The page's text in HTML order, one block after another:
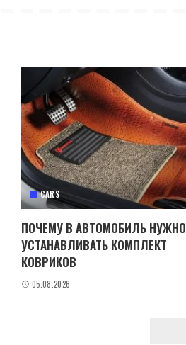
CARS
ПОЧЕМУ В АВТОМОБИЛЬ НУЖНО
УСТАНАВЛИВАТЬ КОМПЛЕКТ
КОВРИКОВ
05.08.2026